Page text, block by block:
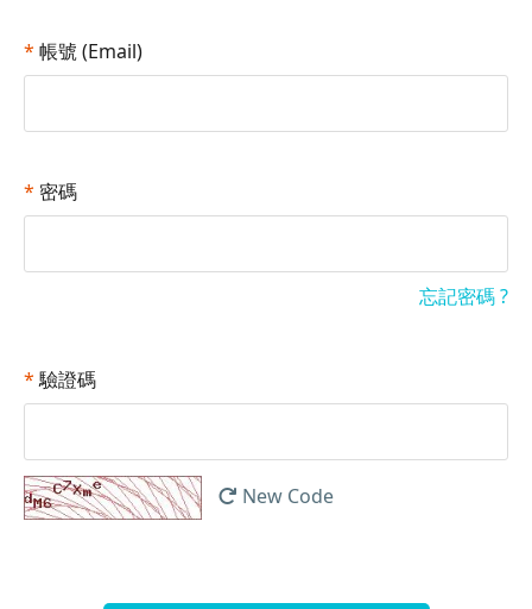
* 帳號 (Email)
* 密碼
忘記密碼 ?
*驗證碼
New Code